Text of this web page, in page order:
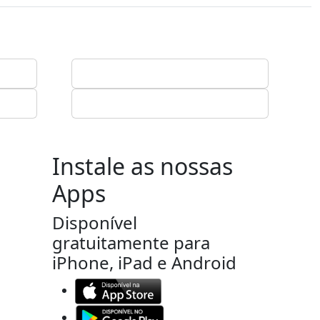
Instale as nossas
Apps
Disponível
gratuitamente para
iPhone, iPad e Android